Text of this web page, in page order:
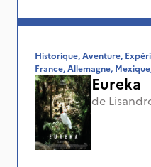
Historique, Aventure,
France, Allemagne,
Eureka
de